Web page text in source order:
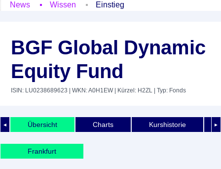
News
Wissen Einstieg
BGF Global Dynamic
Equity Fund
ISIN: LU0238689623 | WKN: A0H1EW| Kürzel: H2ZL | Typ: Fonds
◄ ►
Übersicht Charts Kurshistorie
Frankfurt